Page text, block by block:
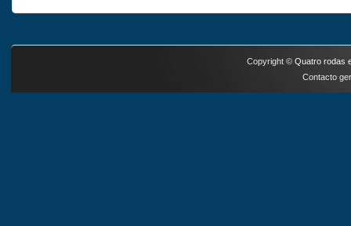
Copyright © Quatro rodas
Contacto